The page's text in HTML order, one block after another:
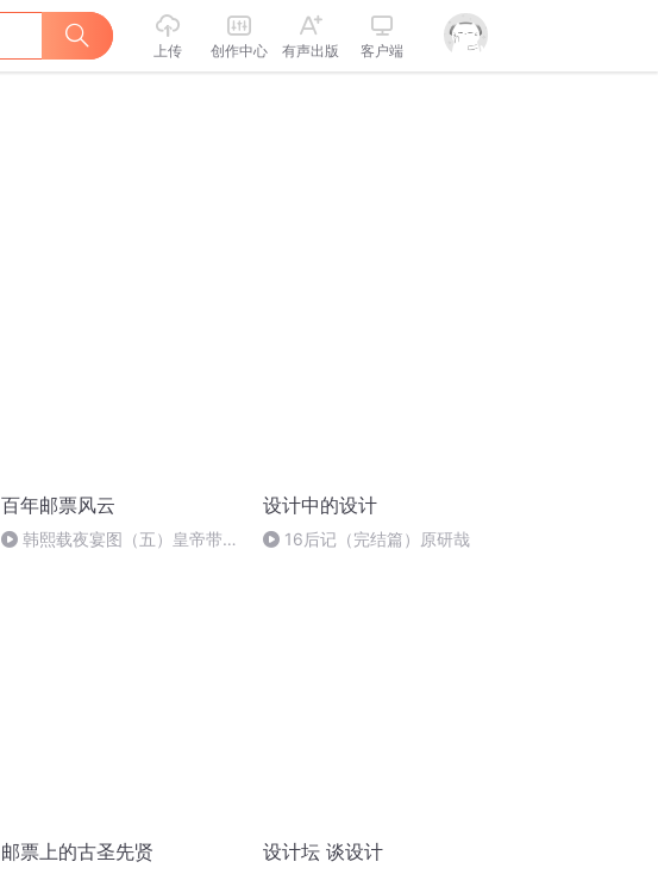
上传 创作中心 有声出版 客户端
百年邮票风云
韩熙载夜宴图（五）皇帝带它
设计中的设计
16后记（完结篇）原研哉
邮票上的古圣先贤 设计坛 谈设计